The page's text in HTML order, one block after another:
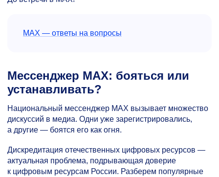
МАХ — ответы на вопросы
Мессенджер МАХ: бояться или
устанавливать?
Национальный мессенджер МАХ вызывает множество
дискуссий в медиа. Одни уже зарегистрировались,
а другие — боятся его как огня.
Дискредитация отечественных цифровых ресурсов —
актуальная проблема, подрывающая доверие
к цифровым ресурсам России. Разберем популярные